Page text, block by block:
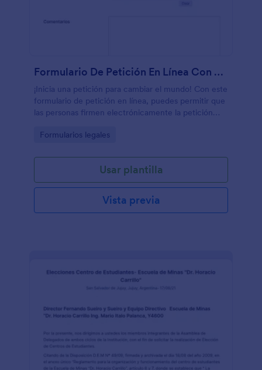
Formulario De Petición En Línea Con Firma Electrónica
¡Inicia una petición para cambiar el mundo! Con este
formulario de petición en línea, puedes permitir que
las personas firmen electrónicamente la petición
puedes utilizar informes HTML para insertar las
¡Utiliza esta plantilla de petición en línea y permite
que otras personas firmen y se unan a tu petición
con facilidad!
Go to Category:
Formularios legales
Usar plantilla
Vista previa